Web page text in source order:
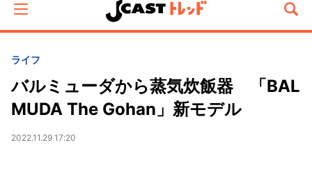
ライフ
バルミューダから蒸気炊飯器 「BAL
MUDA The Gohan」新モデル
2022.11.29 17:20